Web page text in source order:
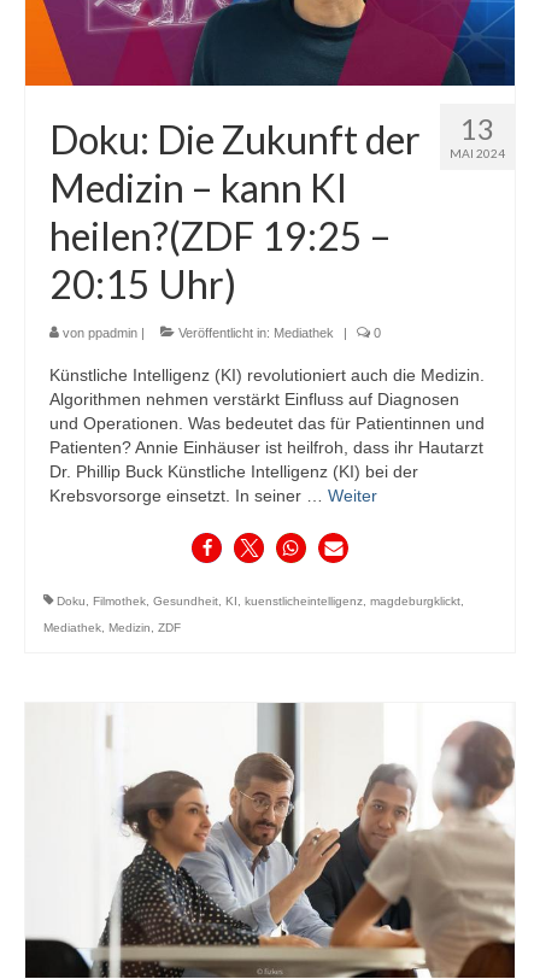
13
MAI 2024
Doku: Die Zukunft der
Medizin – kann KI
heilen?(ZDF 19:25 –
20:15 Uhr)
von ppadmin | Veröffentlicht in: Mediathek | 0
Künstliche Intelligenz (KI) revolutioniert auch die Medizin.
Algorithmen nehmen verstärkt Einfluss auf Diagnosen
und Operationen. Was bedeutet das für Patientinnen und
Patienten? Annie Einhäuser ist heilfroh, dass ihr Hautarzt
Dr. Phillip Buck Künstliche Intelligenz (KI) bei der
Krebsvorsorge einsetzt. In seiner … Weiter
Doku Filmothek Gesundheit KI kuenstlicheintelligenz magdeburgklickt
Mediathek Medizin ZDF